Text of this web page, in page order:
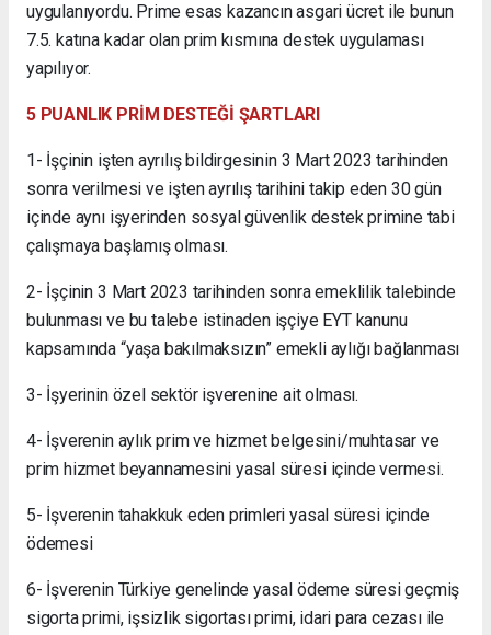
uygulanıyordu. Prime esas kazancın asgari ücret ile bunun
7.5. katına kadar olan prim kısmına destek uygulaması
yapılıyor.
5 PUANLIK PRİM DESTEĞİ ŞARTLARI
1- İşçinin işten ayrılış bildirgesinin 3 Mart 2023 tarihinden
sonra verilmesi ve işten ayrılış tarihini takip eden 30 gün
içinde aynı işyerinden sosyal güvenlik destek primine tabi
çalışmaya başlamış olması.
2- İşçinin 3 Mart 2023 tarihinden sonra emeklilik talebinde
bulunması ve bu talebe istinaden işçiye EYT kanunu
kapsamında “yaşa bakılmaksızın” emekli aylığı bağlanması
3- İşyerinin özel sektör işverenine ait olması.
4- İşverenin aylık prim ve hizmet belgesini/muhtasar ve
prim hizmet beyannamesini yasal süresi içinde vermesi.
5- İşverenin tahakkuk eden primleri yasal süresi içinde
ödemesi
6- İşverenin Türkiye genelinde yasal ödeme süresi geçmiş
sigorta primi, işsizlik sigortası primi, idari para cezası ile